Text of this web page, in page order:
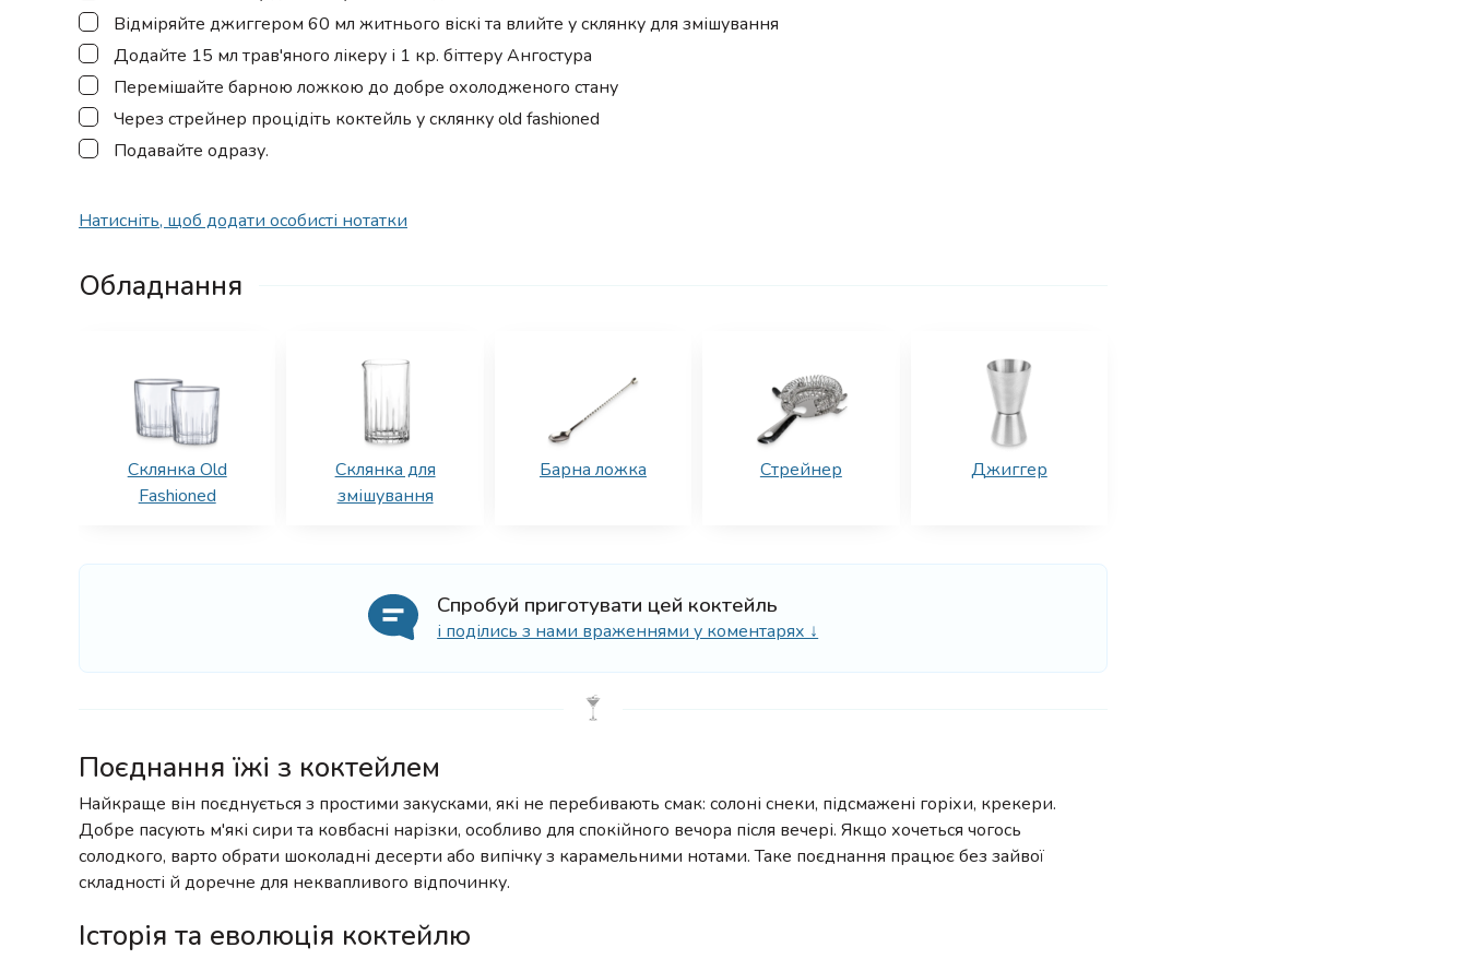
▢
Відміряйте джиггером 60 мл житнього віскі та влийте у склянку для змішування
▢
Додайте 15 мл трав'яного лікеру і 1 кр. біттеру Ангостура
▢
Перемішайте барною ложкою до добре охолодженого стану
▢
Через стрейнер процідіть коктейль у склянку old fashioned
▢
Подавайте одразу.
Натисніть, щоб додати особисті нотатки
Обладнання
Склянка Old
Fashioned
Склянка для
змішування
Барна ложка Стрейнер Джиггер
Спробуй приготувати цей коктейль
і поділись з нами враженнями у коментарях ↓
Поєднання їжі з коктейлем
Найкраще він поєднується з простими закусками, які не перебивають смак: солоні снеки, підсмажені горіхи, крекери.
Добре пасують м'які сири та ковбасні нарізки, особливо для спокійного вечора після вечері. Якщо хочеться чогось
солодкого, варто обрати шоколадні десерти або випічку з карамельними нотами. Таке поєднання працює без зайвої
складності й доречне для неквапливого відпочинку.
Історія та еволюція коктейлю